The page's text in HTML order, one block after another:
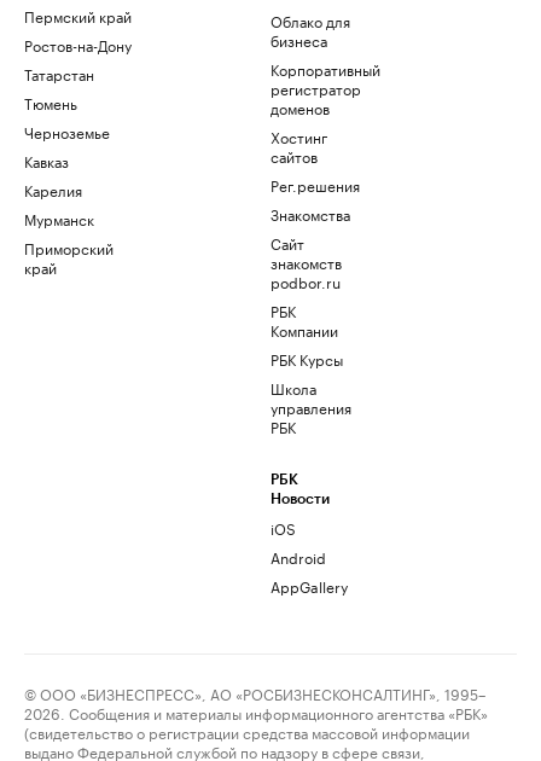
Пермский край
Ростов-на-Дону
Татарстан
Тюмень
Черноземье
Кавказ
Карелия
Мурманск
Приморский
край
Облако для
бизнеса
Корпоративный
регистратор
доменов
Хостинг
сайтов
Рег.решения
Знакомства
Сайт
знакомств
podbor.ru
РБК
Компании
РБК Курсы
Школа
управления
РБК
РБК
Новости
iOS
Android
AppGallery
© ООО «БИЗНЕСПРЕСС», АО «РОСБИЗНЕСКОНСАЛТИНГ», 1995–
2026. Сообщения и материалы информационного агентства «РБК»
(свидетельство о регистрации средства массовой информации
выдано Федеральной службой по надзору в сфере связи,